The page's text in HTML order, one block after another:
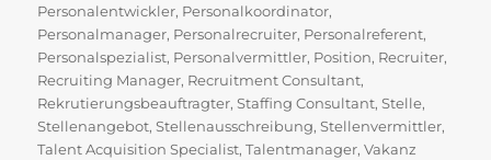
Personalentwickler, Personalkoordinator,
Personalmanager, Personalrecruiter, Personalreferent,
Personalspezialist, Personalvermittler, Position, Recruiter,
Recruiting Manager, Recruitment Consultant,
Rekrutierungsbeauftragter,Staffing Consultant,Stelle,
Stellenangebot,Stellenausschreibung,Stellenvermittler,
Talent Acquisition Specialist,Talentmanager,Vakanz